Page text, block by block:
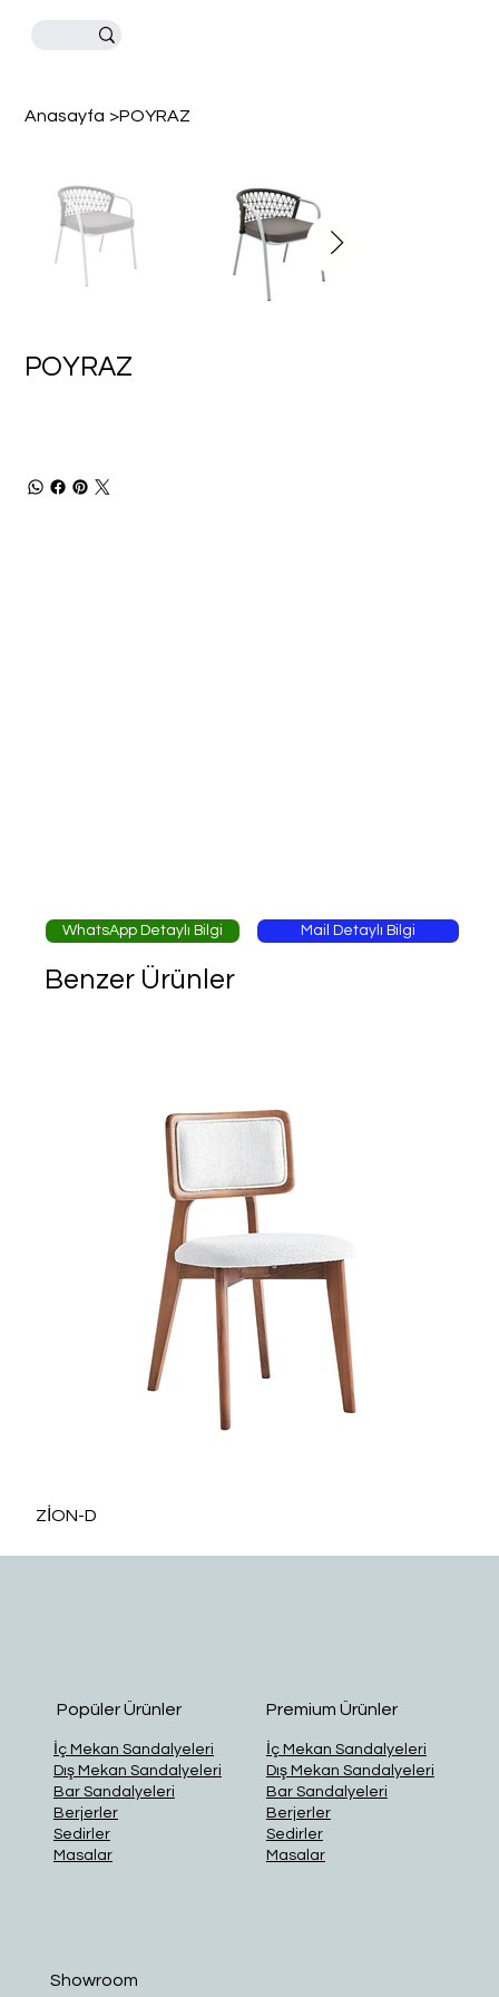
Anasayfa >POYRAZ
POYRAZ
WhatsApp Detaylı Bilgi Mail Detaylı Bilgi
Benzer Ürünler
ZİON-D
Showroom
Popüler Ürünler
İç Mekan Sandalyeleri
Dış Mekan Sandalyeleri
Bar Sandalyeleri
Berjerler
Sedirler
Masalar
Premium Ürünler
İç Mekan Sandalyeleri
Dış Mekan Sandalyeleri
Bar Sandalyeleri
Berjerler
Sedirler
Masalar